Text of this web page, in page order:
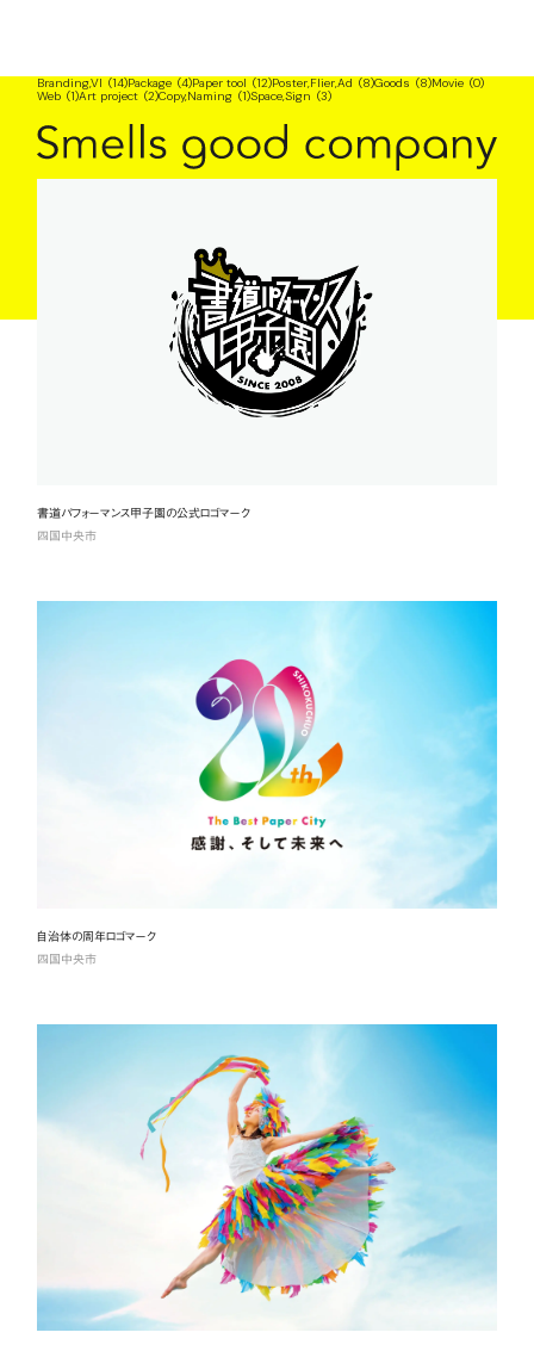
Branding,VI (14)Package (4)Paper tool (12)Poster,Flier,Ad (8)Goods (8)Movie (0)
Web (1)Art project (2)Copy,Naming (1)Space,Sign (3)
書道パフォーマンス甲子園の公式ロゴマーク
四国中央市
自治体の周年ロゴマーク
四国中央市